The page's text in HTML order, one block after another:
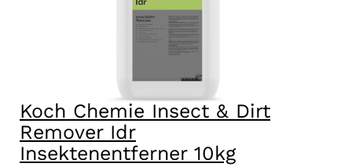
Koch Chemie Insect & Dirt
Remover Idr
Insektenentferner 10kg